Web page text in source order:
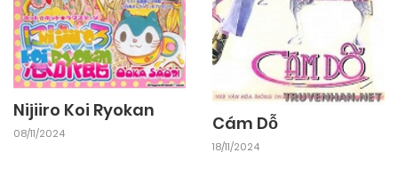
Nijiiro Koi Ryokan
08/11/2024 Cám Dỗ
18/11/2024